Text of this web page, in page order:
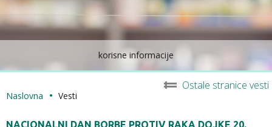
korisne informacije
Ostale stranice vesti
Naslovna Vesti
NACIONALNI DAN BORBE PROTIV RAKA DOJKE 20.